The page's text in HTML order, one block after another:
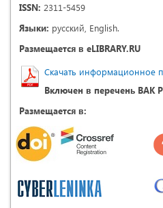
ISSN: 2311-5459
Языки: русский, English.
Размещается в eLIBRARY.RU
Скачать информационное
Включен в перечень ВАК
Размещается в: